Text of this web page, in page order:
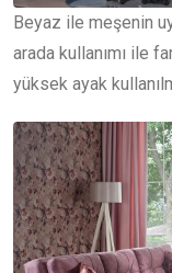
Beyaz ile meşenin
arada kullanımı ile
yüksek ayak